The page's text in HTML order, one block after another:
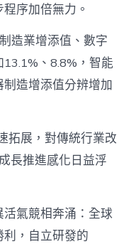
序加倍無力。
造業增添值、數字
、8.8%，智能
造增添值分辨增加
拓展，對傳統行業改
長推進感化日益浮
氣競相奔涌：全球
，自立研發的